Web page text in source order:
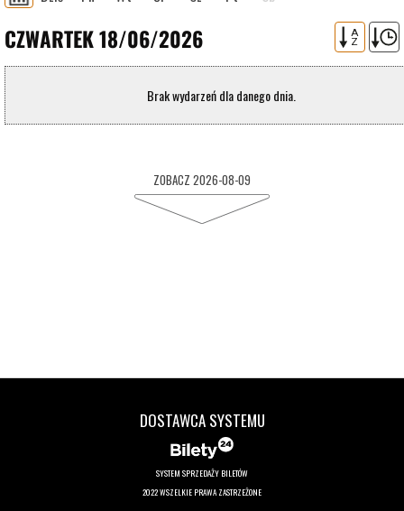
CZWARTEK 18/06/2026 A
Z
Brak wydarzeń dla danego dnia.
ZOBACZ 2026-08-09
DOSTAWCA SYSTEMU
SYSTEM SPRZEDAŻY BILETÓW
2022 WSZELKIE PRAWA ZASTRZEŻONE